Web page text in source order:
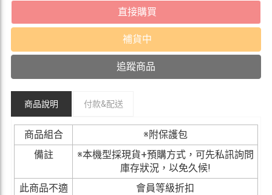
直接購買
補貨中
追蹤商品
商品說明 付款&配送
商品組合
※附保護包
備註
※本機型採現貨+預購方式，可先私訊詢問
庫存狀況，以免久候!
此商品不適
會員等級折扣